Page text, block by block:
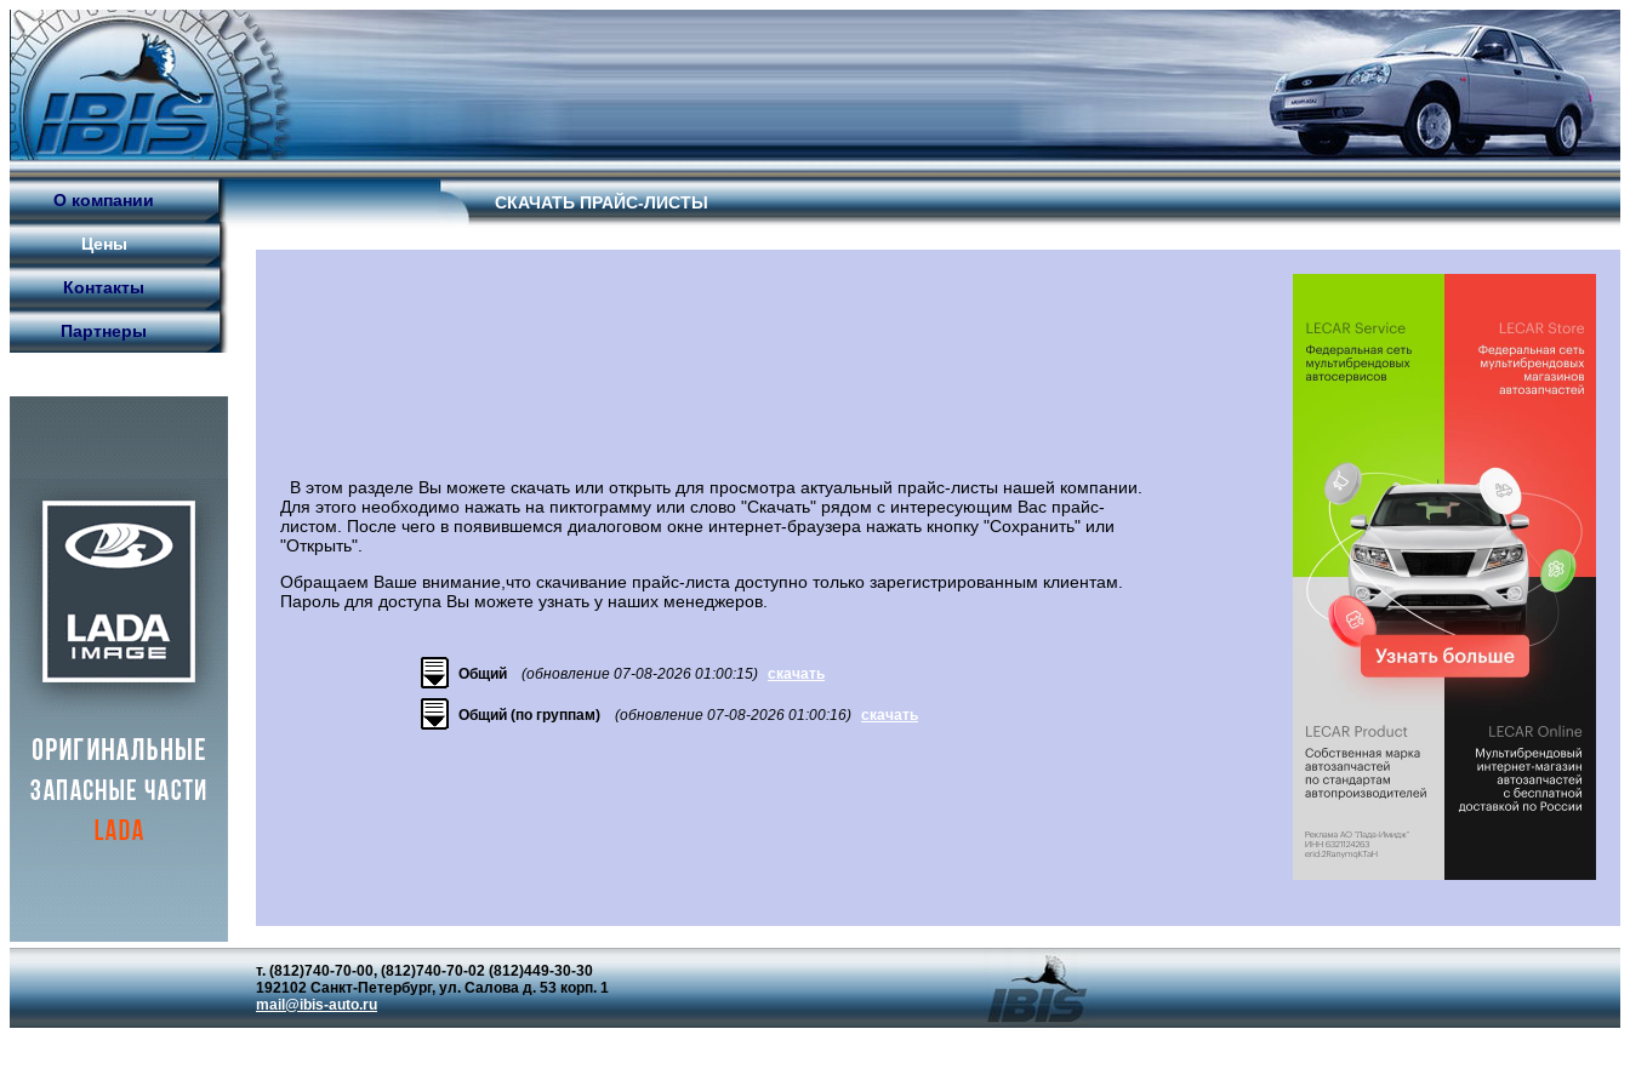
О компании
Цены
Контакты
Партнеры
СКАЧАТЬ ПРАЙС-ЛИСТЫ
В этом разделе Вы можете скачать или открыть для просмотра актуальный прайс-листы нашей компании.
Для этого необходимо нажать на пиктограмму или слово "Скачать" рядом с интересующим Вас прайс-
листом. После чего в появившемся диалоговом окне интернет-браузера нажать кнопку "Сохранить" или
"Открыть".
Обращаем Ваше внимание,что скачивание прайс-листа доступно только зарегистрированным клиентам.
Пароль для доступа Вы можете узнать у наших менеджеров.
Общий (обновление 07-08-2026 01:00:15) скачать
Общий (по группам) (обновление 07-08-2026 01:00:16) скачать
т. (812)740-70-00, (812)740-70-02 (812)449-30-30
192102 Санкт-Петербург, ул. Салова д. 53 корп. 1
mail@ibis-auto.ru